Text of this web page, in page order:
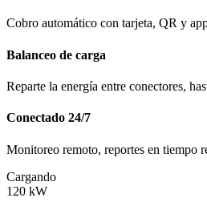
Cobro automático con tarjeta, QR y
Balanceo de carga
Reparte la energía entre conectores,
Conectado 24/7
Monitoreo remoto, reportes en tiempo
Cargando
120 kW